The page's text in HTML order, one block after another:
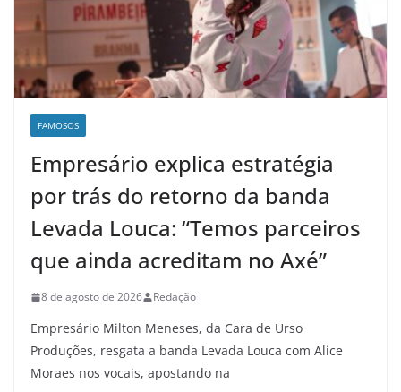
FAMOSOS
Empresário explica estratégia
por trás do retorno da banda
Levada Louca: “Temos parceiros
que ainda acreditam no Axé”
8 de agosto de 2026 Redação
Empresário Milton Meneses, da Cara de Urso
Produções, resgata a banda Levada Louca com Alice
Moraes nos vocais, apostando na